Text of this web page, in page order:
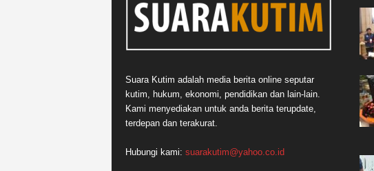
Suara Kutim adalah media berita online seputar
kutim, hukum, ekonomi, pendidikan dan lain-lain.
Kami menyediakan untuk anda berita terupdate,
terdepan dan terakurat.
Hubungi kami: suarakutim@yahoo.co.id